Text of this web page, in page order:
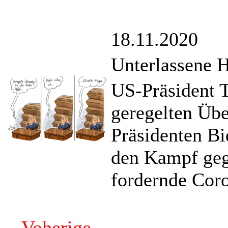
18.11.2020
Unterlassene
US-Präsident
geregelten
Präsidenten
den Kampf
fordernde